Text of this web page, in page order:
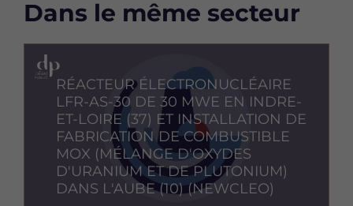
Dans le même secteur
Image
RÉACTEUR ÉLECTRONUCLÉAIRE
LFR-AS-30 DE 30 MWE EN INDRE-
ET-LOIRE (37) ET INSTALLATION DE
FABRICATION DE COMBUSTIBLE
MOX (MÉLANGE D'OXYDES
D'URANIUM ET DE PLUTONIUM)
DANS L'AUBE (10) (NEWCLEO)